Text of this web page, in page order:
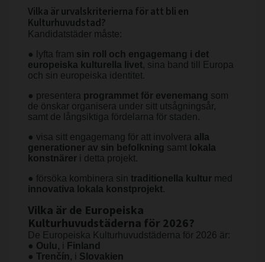
Vilka är urvalskriterierna för att bli en
Kulturhuvudstad?
Kandidatstäder måste:
● lyfta fram sin roll och engagemang i det
europeiska kulturella livet, sina band till Europa
och sin europeiska identitet.
● presentera programmet för evenemang som
de önskar organisera under sitt utsågningsår,
samt de långsiktiga fördelarna för staden.
● visa sitt engagemang för att involvera alla
generationer av sin befolkning samt lokala
konstnärer i detta projekt.
● försöka kombinera sin traditionella kultur med
innovativa lokala konstprojekt.
Vilka är de Europeiska
Kulturhuvudstäderna för 2026?
De Europeiska Kulturhuvudstäderna för 2026 är:
● Oulu, i Finland
● Trenčín, i Slovakien